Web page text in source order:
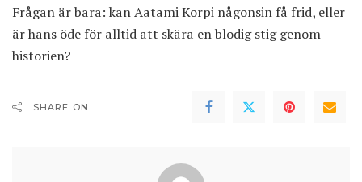
Frågan är bara: kan Aatami Korpi någonsin få frid, eller
är hans öde för alltid att skära en blodig stig genom
historien?
SHARE ON